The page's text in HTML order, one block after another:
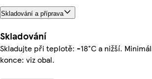
Skladování a příprava
Skladování
Skladujte při teplotě: -18°C a nižší.
konce: viz obal.